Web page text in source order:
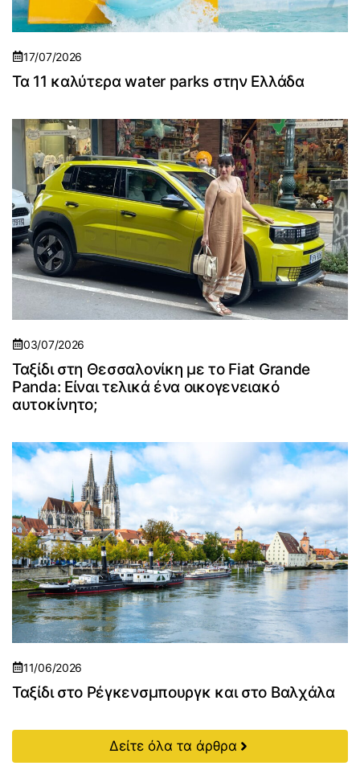
17/07/2026
Τα 11 καλύτερα water parks στην Ελλάδα
03/07/2026
Ταξίδι στη Θεσσαλονίκη με το Fiat Grande
Panda: Είναι τελικά ένα οικογενειακό
αυτοκίνητο;
11/06/2026
Ταξίδι στο Ρέγκενσμπουργκ και στο Βαλχάλα
Δείτε όλα τα άρθρα